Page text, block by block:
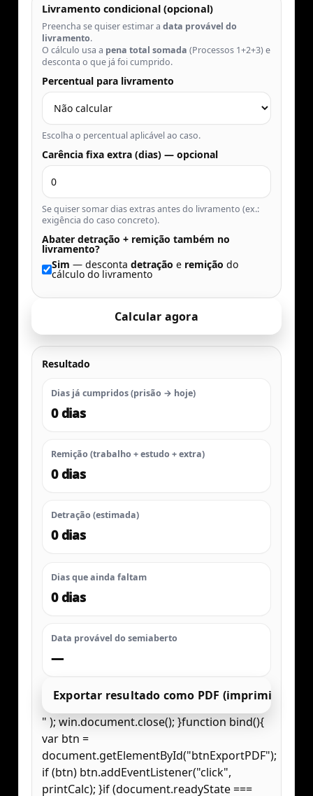
Livramento condicional (opcional)
Preencha se quiser estimar a data provável do
livramento.
O cálculo usa a pena total somada (Processos 1+2+3) e
desconta o que já foi cumprido.
Percentual para livramento
Escolha o percentual aplicável ao caso.
Carência fixa extra (dias) — opcional
Se quiser somar dias extras antes do livramento (ex.:
exigência do caso concreto).
Abater detração + remição também no
livramento?
Sim — desconta detração e remição do
cálculo do livramento
Calcular agora
Resultado
Dias já cumpridos (prisão → hoje)
0 dias
Remição (trabalho + estudo + extra)
0 dias
Detração (estimada)
0 dias
Dias que ainda faltam
0 dias
Data provável do semiaberto
—
Exportar resultado como PDF (imprimir)
" ); win.document.close(); }function bind(){
var btn =
document.getElementById("btnExportPDF");
if (btn) btn.addEventListener("click",
printCalc); }if (document.readyState ===